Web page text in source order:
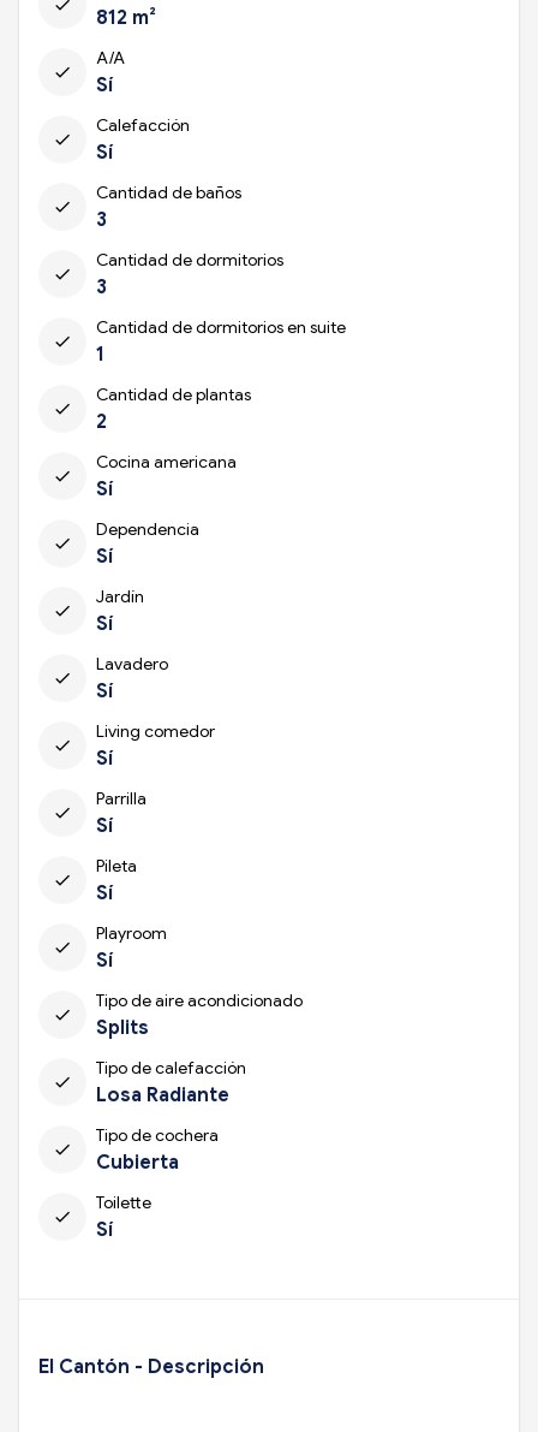
check
812 m²
check
A/A
Sí
check
Calefacción
Sí
check
Cantidad de baños
3
check
Cantidad de dormitorios
3
check
Cantidad de dormitorios en suite
1
check
Cantidad de plantas
2
check
Cocina americana
Sí
check
Dependencia
Sí
check
Jardín
Sí
check
Lavadero
Sí
check
Living comedor
Sí
check
Parrilla
Sí
check
Pileta
Sí
check
Playroom
Sí
check
Tipo de aire acondicionado
Splits
check
Tipo de calefacción
Losa Radiante
check
Tipo de cochera
Cubierta
check
Toilette
Sí
El Cantón - Descripción